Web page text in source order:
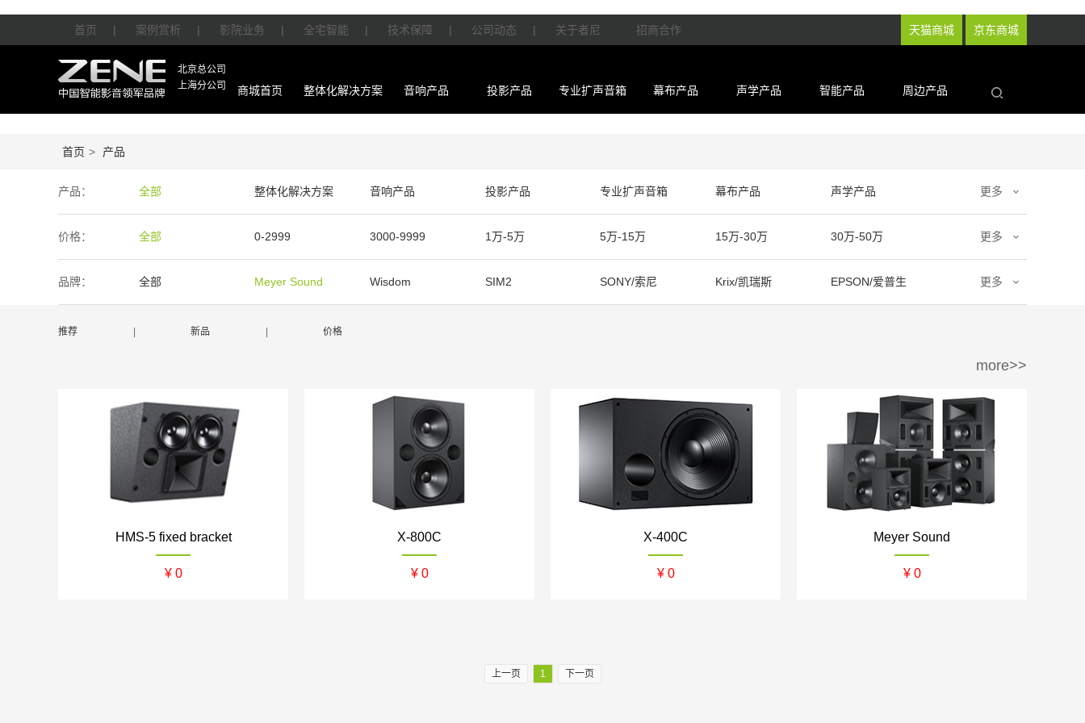
天猫商城 京东商城
首页 | 案例赏析 | 影院业务 | 全宅智能 | 技术保障 | 公司动态 | 关于者尼 招商合作
北京总公司
上海分公司
商城首页 整体化解决方案 音响产品 投影产品 专业扩声音箱 幕布产品 声学产品 智能产品 周边产品
首页 > 产品
产品： 全部 整体化解决方案 音响产品 投影产品 专业扩声音箱 幕布产品 声学产品
智能产品 周边产品
更多
价格： 全部 0-2999 3000-9999 1万-5万 5万-15万 15万-30万 30万-50万
50万-100万 100万以上
更多
品牌： 全部 Meyer Sound Wisdom SIM2 SONY/索尼 Krix/凯瑞斯 EPSON/爱普生
BENQ/明基 waterfall/飞瀑
Z-theater 哈克尼斯
更多
推荐 新品 价格
more>>
HMS-5 fixed bracket
¥ 0
X-800C
¥ 0
X-400C
¥ 0
Meyer Sound
¥ 0
上一页 1 下一页